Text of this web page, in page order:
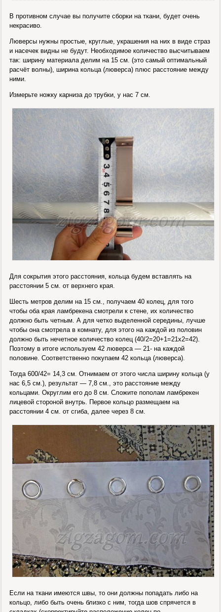
В противном случае вы получите сборки на ткани, будет очень
некрасиво.
Люверсы нужны простые, круглые, украшения на них в виде страз
и насечек видны не будут. Необходимое количество высчитываем
так: ширину материала делим на 15 см. (это самый оптимальный
расчёт волны), ширина кольца (люверса) плюс расстояние между
ними.
Измерьте ножку карниза до трубки, у нас 7 см.
Для сокрытия этого расстояния, кольца будем вставлять на
расстоянии 5 см. от верхнего края.
Шесть метров делим на 15 см., получаем 40 колец, для того
чтобы оба края ламбрекена смотрели к стене, их количество
должно быть четным. А для четко выделенной середины, лучше
чтобы она смотрела в комнату, для этого на каждой из половин
должно быть нечетное количество колец (40/2=20+1=21х2=42).
Поэтому в итоге используем 42 люверса — 21- на каждой
половине. Соответственно покупаем 42 кольца (люверса).
Тогда 600/42= 14,3 см. Отнимаем от этого числа ширину кольца (у
нас 6,5 см.), результат — 7,8 см., это расстояние между
кольцами. Округлим его до 8 см. Сложите пополам ламбрекен
лицевой стороной внутрь. Первое кольцо размещаем на
расстоянии 4 см. от сгиба, далее через 8 см.
Если на ткани имеются швы, то они должны попадать либо на
кольцо, либо быть очень близко с ним, тогда шов спрячется в